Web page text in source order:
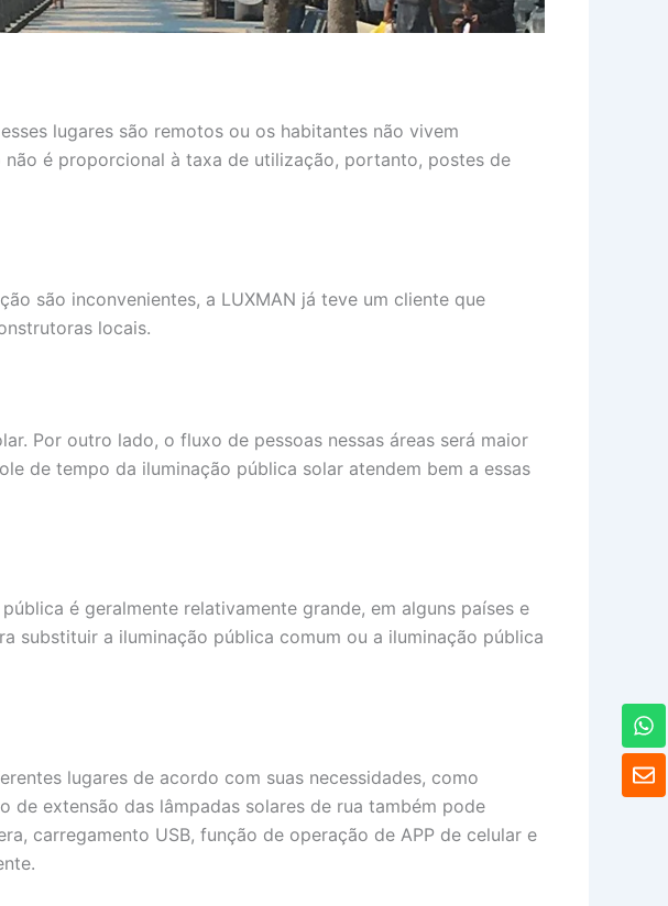
lugares são remotos ou os habitantes não vivem
é proporcional à taxa de utilização, portanto, postes de
são inconvenientes, a LUXMAN já teve um cliente que
locais.
Por outro lado, o fluxo de pessoas nessas áreas será maior
de tempo da iluminação pública solar atendem bem a essas
é geralmente relativamente grande, em alguns países e
substituir a iluminação pública comum ou a iluminação pública
lugares de acordo com suas necessidades, como
de extensão das lâmpadas solares de rua também pode
carregamento USB, função de operação de APP de celular e
E
n
W
h
a
t
s